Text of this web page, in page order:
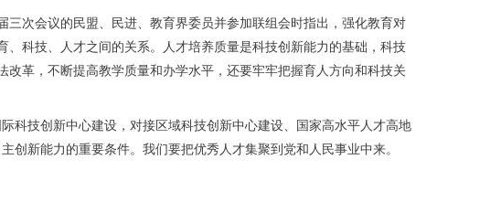
次会议的民盟、民进、教育界委员并参加联组会时指出，强化教育对
科技、人才之间的关系。人才培养质量是科技创新能力的基础，科技
革，不断提高教学质量和办学水平，还要牢牢把握育人方向和科技关
技创新中心建设，对接区域科技创新中心建设、国家高水平人才高地
新能力的重要条件。我们要把优秀人才集聚到党和人民事业中来。